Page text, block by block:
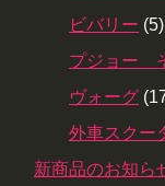
ビバリー (5)
プジョー
ヴォーグ
外車スクー
新商品のお知ら